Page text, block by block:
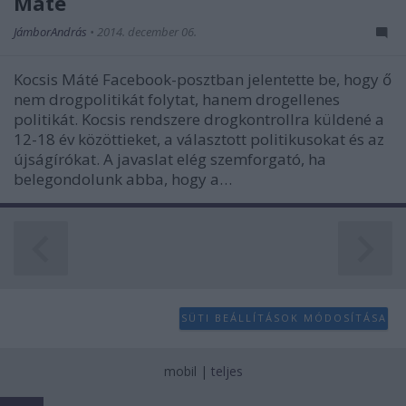
JámborAndrás • 2014. december 06.
Kocsis Máté Facebook-posztban jelentette be, hogy ő
nem drogpolitikát folytat, hanem drogellenes
politikát. Kocsis rendszere drogkontrollra küldené a
12-18 év közöttieket, a választott politikusokat és az
újságírókat. A javaslat elég szemforgató, ha
belegondolunk abba, hogy a…
SÜTI BEÁLLÍTÁSOK MÓDOSÍTÁSA
mobil | teljes